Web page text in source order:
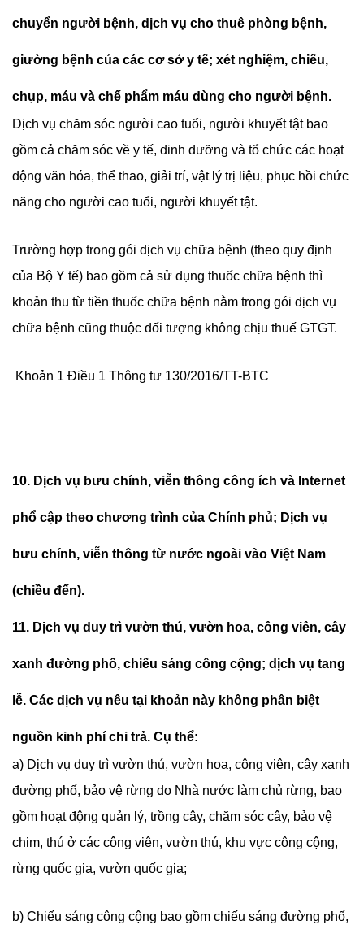
chuyển người bệnh, dịch vụ cho thuê phòng bệnh,
giường bệnh của các cơ sở y tế; xét nghiệm, chiếu,
chụp, máu và chế phẩm máu dùng cho người bệnh.
Dịch vụ chăm sóc người cao tuổi, người khuyết tật bao
gồm cả chăm sóc về y tế, dinh dưỡng và tổ chức các hoạt
động văn hóa, thể thao, giải trí, vật lý trị liệu, phục hồi chức
năng cho người cao tuổi, người khuyết tật.
Trường hợp trong gói dịch vụ chữa bệnh (theo quy định
của Bộ Y tế) bao gồm cả sử dụng thuốc chữa bệnh thì
khoản thu từ tiền thuốc chữa bệnh nằm trong gói dịch vụ
chữa bệnh cũng thuộc đối tượng không chịu thuế GTGT.
Khoản 1 Điều 1 Thông tư 130/2016/TT-BTC
10. Dịch vụ bưu chính, viễn thông công ích và Internet
phổ cập theo chương trình của Chính phủ; Dịch vụ
bưu chính, viễn thông từ nước ngoài vào Việt Nam
(chiều đến).
11. Dịch vụ duy trì vườn thú, vườn hoa, công viên, cây
xanh đường phố, chiếu sáng công cộng; dịch vụ tang
lễ. Các dịch vụ nêu tại khoản này không phân biệt
nguồn kinh phí chi trả. Cụ thể:
a) Dịch vụ duy trì vườn thú, vườn hoa, công viên, cây xanh
đường phố, bảo vệ rừng do Nhà nước làm chủ rừng, bao
gồm hoạt động quản lý, trồng cây, chăm sóc cây, bảo vệ
chim, thú ở các công viên, vườn thú, khu vực công cộng,
rừng quốc gia, vườn quốc gia;
b) Chiếu sáng công cộng bao gồm chiếu sáng đường phố,